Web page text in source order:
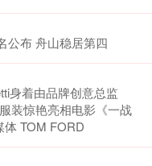
公布 舟山稳居第四
身着由品牌创意总监
装惊艳亮相电影《一战
TOM FORD